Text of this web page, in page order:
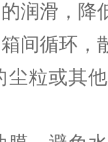
润滑，降
间循环，
尘粒或其